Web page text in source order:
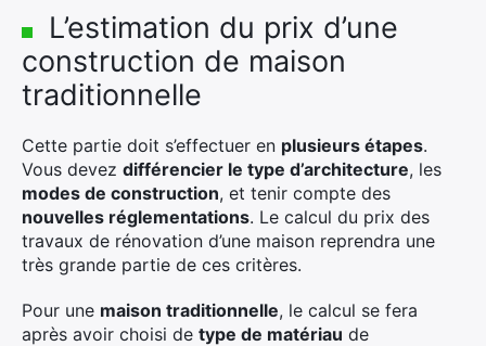
L’estimation du prix d’une
construction de maison
traditionnelle
Cette partie doit s’effectuer en plusieurs étapes.
Vous devez différencier le type d’architecture, les
modes de construction, et tenir compte des
nouvelles réglementations. Le calcul du prix des
travaux de rénovation d’une maison reprendra une
très grande partie de ces critères.
Pour une maison traditionnelle, le calcul se fera
après avoir choisi de type de matériau de